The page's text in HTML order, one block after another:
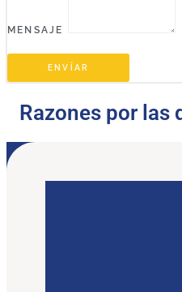
MENSAJE
ENVÍAR
Razones por las